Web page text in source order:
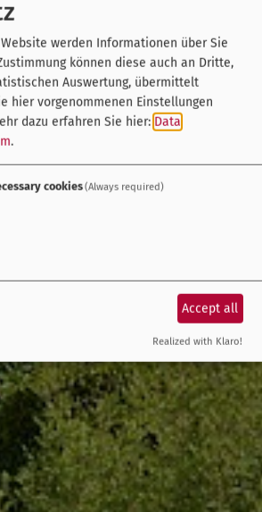
werden Informationen über Sie
können diese auch an Dritte,
Auswertung, übermittelt
hier vorgenommenen Einstellungen
dazu erfahren Sie hier: Data
.
cookies(Always required)
Accept all
Realized with Klaro!